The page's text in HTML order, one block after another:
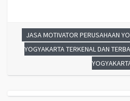
JASA MOTIVATOR PERUSAHAAN
YOGYAKARTA TERKENAL DAN